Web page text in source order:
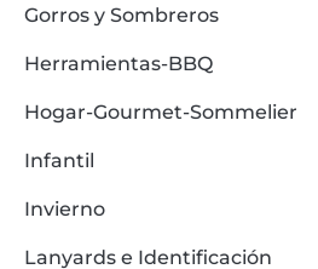
Gorros y Sombreros
Herramientas-BBQ
Hogar-Gourmet-Sommelier
Infantil
Invierno
Lanyards e Identificación